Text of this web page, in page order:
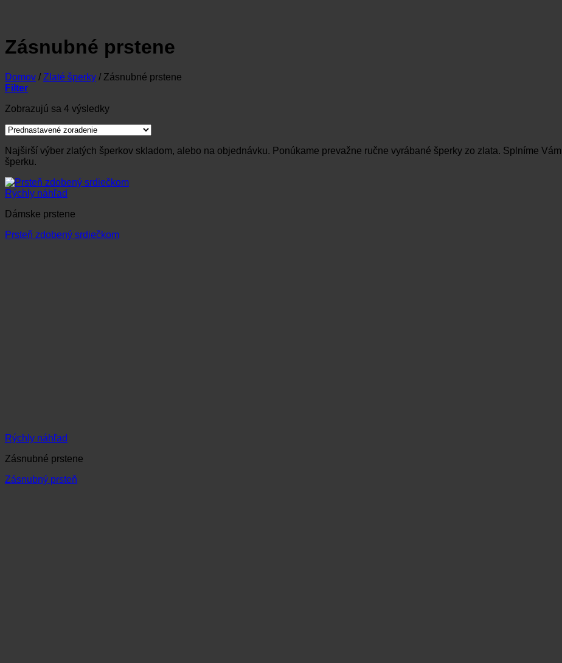
Zásnubné prstene
Domov / Zlaté šperky / Zásnubné prstene
Filter
Zobrazujú sa 4 výsledky
Najširší výber zlatých šperkov skladom, alebo na objednávku. Ponúkame prevažne ručne vyrábané šperky zo zlata. Splníme
šperku.
Rýchly náhľad
Dámske prstene
Prsteň zdobený srdiečkom
Rýchly náhľad
Zásnubné prstene
Zásnubný prsteň